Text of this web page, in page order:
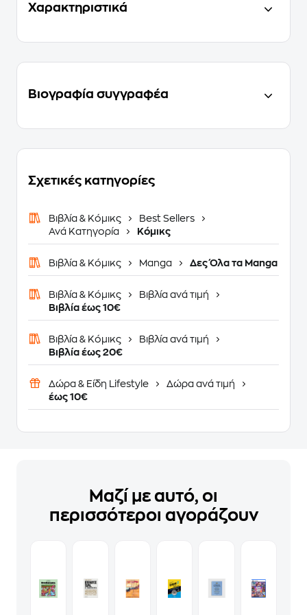
Χαρακτηριστικά
Βιογραφία συγγραφέα
Σχετικές κατηγορίες
Βιβλία & Κόμικς
Best Sellers
Ανά Κατηγορία
Κόμικς
Βιβλία & Κόμικς Manga Δες Όλα τα Manga
Βιβλία & Κόμικς
Βιβλία ανά τιμή
Βιβλία έως 10€
Βιβλία & Κόμικς
Βιβλία ανά τιμή
Βιβλία έως 20€
Δώρα & Είδη Lifestyle
Δώρα ανά τιμή
έως 10€
Μαζί με αυτό, οι
περισσότεροι αγοράζουν